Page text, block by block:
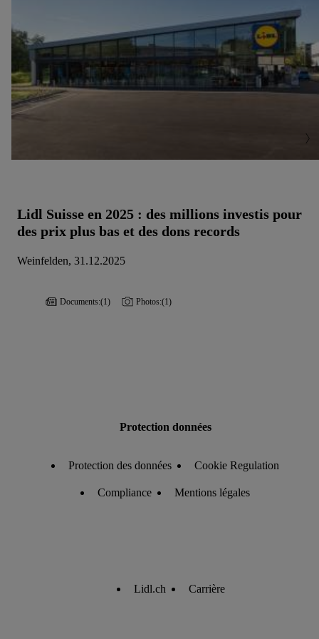
Lidl Suisse en 2025 : des millions investis pour
des prix plus bas et des dons records
Weinfelden, 31.12.2025
Documents:(1) Photos:(1)
Protection données
Protection des données Cookie Regulation
Compliance Mentions légales
Lidl.ch Carrière